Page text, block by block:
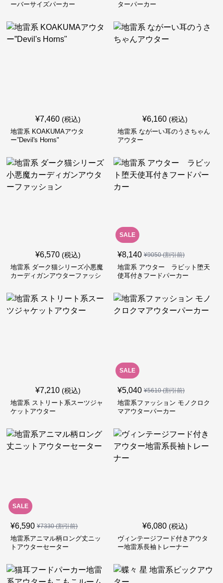
ーバーサイズパーカー
ターパーカー
¥7,460 (税込)
地雷系 KOAKUMAアウタ
ー”Devil's Horns"
¥6,160 (税込)
地雷系 ながーい耳のうさちゃん
アウター
¥6,570 (税込)
地雷系 ダーク猫シリーズ小悪魔
カーディガンアウターファッシ
SALE
¥8,140 ¥9050(割引前)
地雷系 アウター ラビット堕天
使耳付きフードパーカー
¥7,210 (税込)
地雷系 ストリート系スーツジャ
ケットアウター
SALE
¥5,040 ¥5610(割引前)
地雷系ファッション モノクロク
マアウターパーカー
SALE
¥6,590 ¥7330(割引前)
地雷系アニマル柄ロング丈ニッ
トアウターセーター
¥6,080 (税込)
ヴィンテージフード付きアウタ
ー地雷系長袖トレーナー